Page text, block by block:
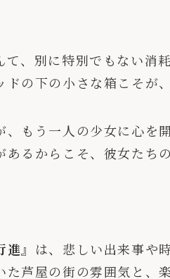
て、別に特別でもない消
ドの下の小さな箱こそが
、もう一人の少女に心を
あるからこそ、彼女たち
』 は、悲しい出来事や
た芦屋の街の雰囲気と、